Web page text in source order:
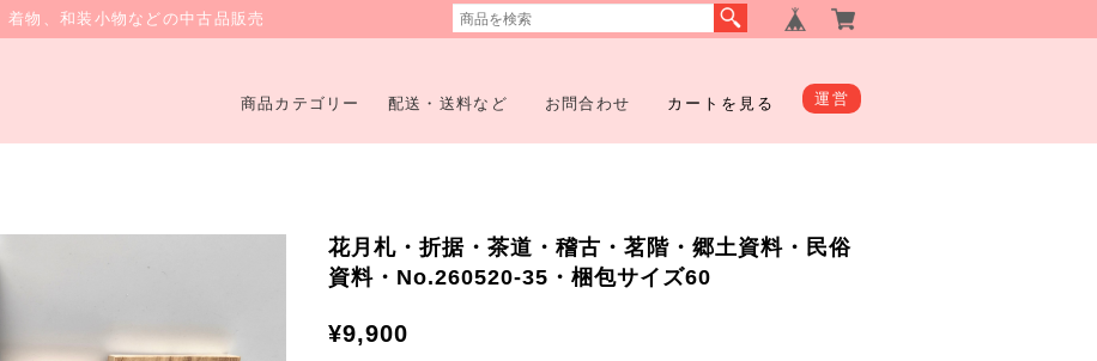
物、和装小物などの中古品販売
商品カテゴリー 配送・送料など お問合わせ カートを見る 運営
花月札・折据・茶道・稽古・茗階・郷土資料・民俗
資料・No.260520-35・梱包サイズ60
¥9,900